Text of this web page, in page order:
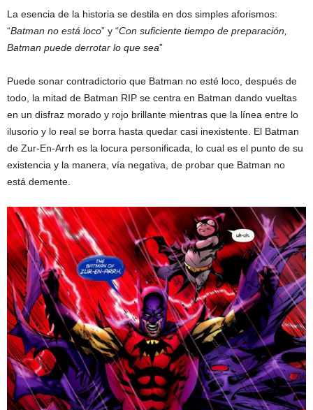
La esencia de la historia se destila en dos simples aforismos:
“Batman no está loco” y “Con suficiente tiempo de preparación,
Batman puede derrotar lo que sea”
Puede sonar contradictorio que Batman no esté loco, después de
todo, la mitad de Batman RIP se centra en Batman dando vueltas
en un disfraz morado y rojo brillante mientras que la línea entre lo
ilusorio y lo real se borra hasta quedar casi inexistente. El Batman
de Zur-En-Arrh es la locura personificada, lo cual es el punto de su
existencia y la manera, vía negativa, de probar que Batman no
está demente.